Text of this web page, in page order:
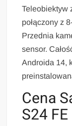
Teleobiektyw
połączony z
Przednia
sensor.
Androida 14,
Cena
S24